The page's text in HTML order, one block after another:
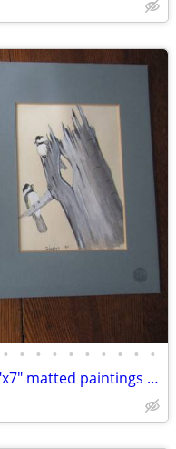
• • • • • • • • • •
Two orig Charles E. Dubacher 5"x7" matted paintings "Zebra Finches"